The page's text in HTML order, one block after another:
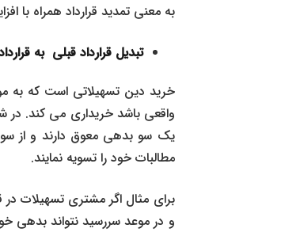
به معنی تمدید قرارداد همراه با
تبدیل قرارداد قبلی به
خرید دین تسهیلاتی است که به
واقعی باشد خریداری می کند. در
یک سو بدهی معوق دارند و از سوی
مطالبات خود را تسویه نمایند.